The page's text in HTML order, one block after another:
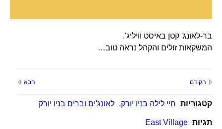
בר-לאונג' קטן באיסט וויליג'.
המשקאות זולים והקהל נראה טוב…
הקודם הבא
קטגוריות חיי לילה בניו יורק, לאונג'ים וברים בניו יורק
תגיות East Village